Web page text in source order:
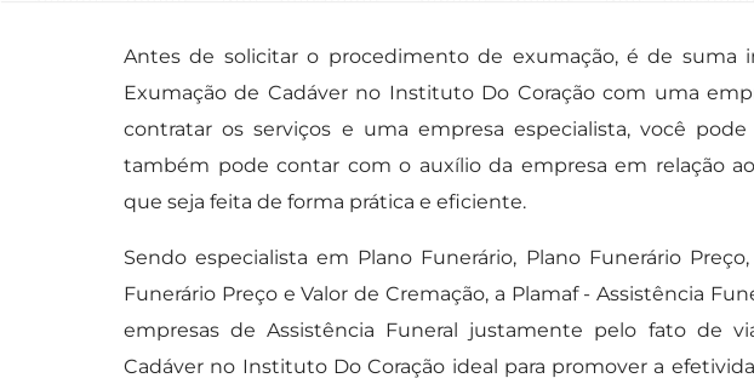
Antes de solicitar o procedimento de exumação, é de suma
Exumação de Cadáver no Instituto Do Coração com uma
contratar os serviços e uma empresa especialista, você pode
também pode contar com o auxílio da empresa em relação
que seja feita de forma prática e eficiente.
Sendo especialista em Plano Funerário, Plano Funerário
Funerário Preço e Valor de Cremação, a Plamaf - Assistência
empresas de Assistência Funeral justamente pelo fato de
Cadáver no Instituto Do Coração ideal para promover a